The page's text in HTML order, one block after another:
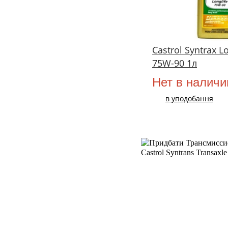
Castrol Syntrax
75W-90 1л
Нет в
в уподобання